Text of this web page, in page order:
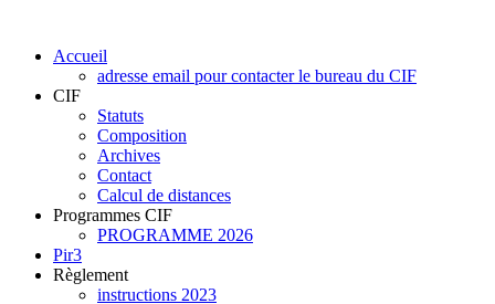
Accueil
adresse email pour contacter le bureau du CIF
CIF
Statuts
Composition
Archives
Contact
Calcul de distances
Programmes CIF
PROGRAMME 2026
Pir3
Règlement
instructions 2023